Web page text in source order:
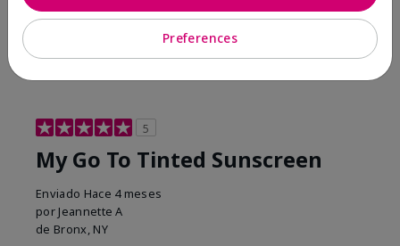
23 0
Marcar esta opinión
5
My Go To Tinted Sunscreen
Enviado Hace 4 meses
por Jeannette A
de Bronx, NY
Preferences